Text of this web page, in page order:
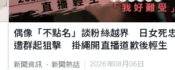
偶像「不點名」談粉絲越界 日女死
遭群起狙擊 掛繩開直播道歉後輕生
新聞資訊 新聞熱話 2026年08月06日